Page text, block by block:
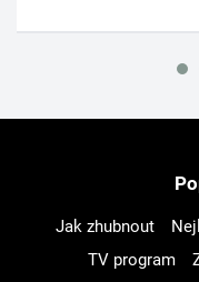
Jak zhubnout
TV program